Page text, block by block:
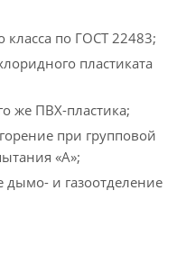
по ГОСТ 22483;
пластиката
же ПВХ-пластика;
при групповой
«А»;
и газоотделение